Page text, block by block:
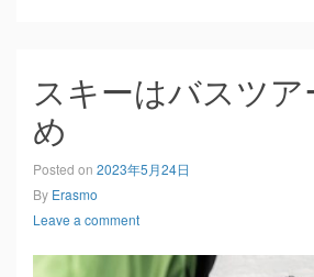
スキーはバスツ
め
Posted on 2023年5月24日
By Erasmo
Leave a comment